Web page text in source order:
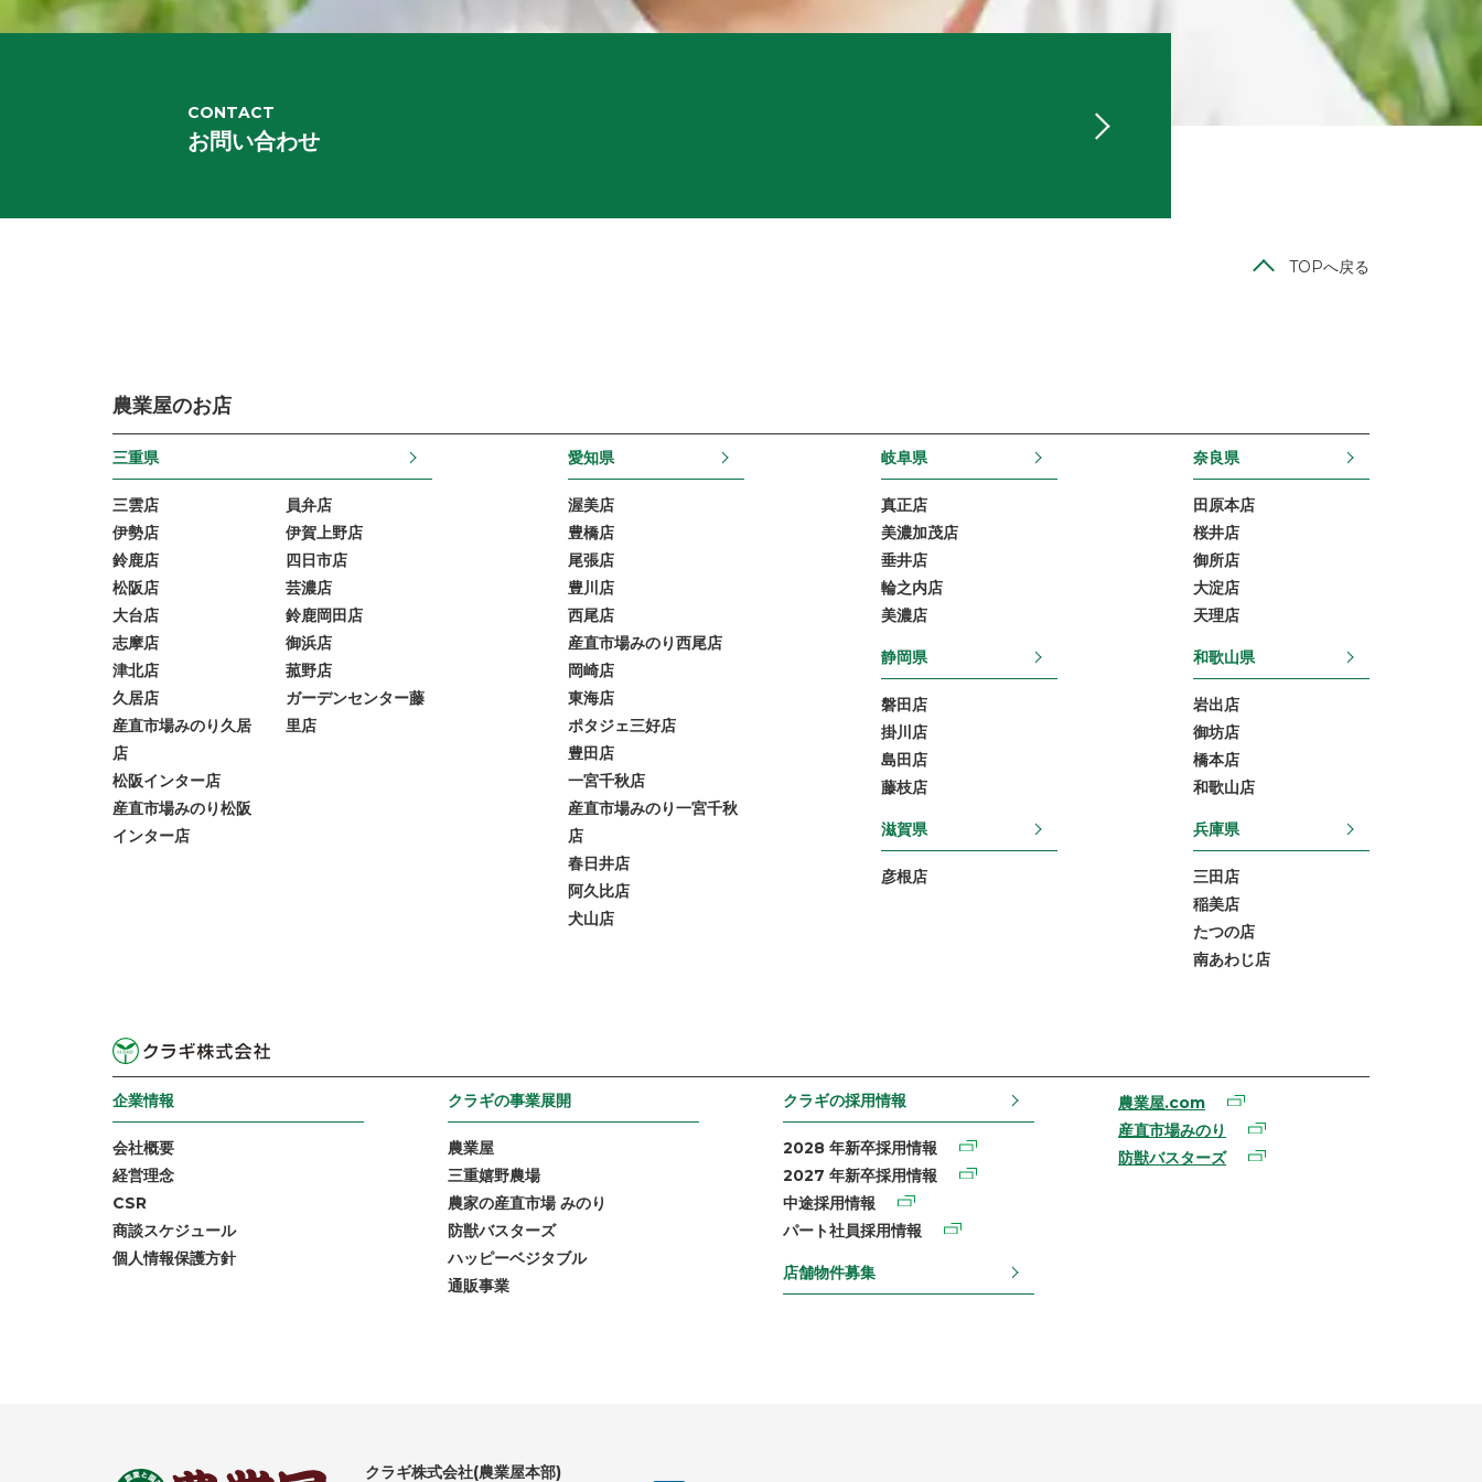
CONTACT
お問い合わせ
TOPへ戻る
農業屋のお店
三重県
三雲店
伊勢店
鈴鹿店
松阪店
大台店
志摩店
津北店
久居店
産直市場みのり久居
店
松阪インター店
産直市場みのり松阪
インター店
員弁店
伊賀上野店
四日市店
芸濃店
鈴鹿岡田店
御浜店
菰野店
ガーデンセンター藤
里店
愛知県
渥美店
豊橋店
尾張店
豊川店
西尾店
産直市場みのり西尾店
岡崎店
東海店
ポタジェ三好店
豊田店
一宮千秋店
産直市場みのり一宮千秋
店
春日井店
阿久比店
犬山店
岐阜県
真正店
美濃加茂店
垂井店
輪之内店
美濃店
静岡県
磐田店
掛川店
島田店
藤枝店
滋賀県
彦根店
奈良県
田原本店
桜井店
御所店
大淀店
天理店
和歌山県
岩出店
御坊店
橋本店
和歌山店
兵庫県
三田店
稲美店
たつの店
南あわじ店
企業情報
会社概要
経営理念
CSR
商談スケジュール
個人情報保護方針
クラギの事業展開
農業屋
三重嬉野農場
農家の産直市場 みのり
防獣バスターズ
ハッピーベジタブル
通販事業
クラギの採用情報
2028 年新卒採用情報
2027 年新卒採用情報
中途採用情報
パート社員採用情報
店舗物件募集
農業屋.com
産直市場みのり
防獣バスターズ
クラギ株式会社(農業屋本部)